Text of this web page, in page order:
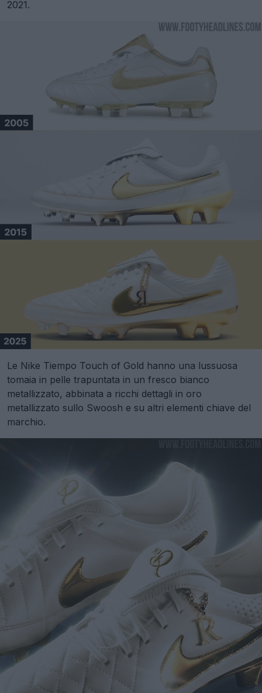
2021.
Le Nike Tiempo Touch of Gold hanno una lussuosa
tomaia in pelle trapuntata in un fresco bianco
metallizzato, abbinata a ricchi dettagli in oro
metallizzato sullo Swoosh e su altri elementi chiave del
marchio.